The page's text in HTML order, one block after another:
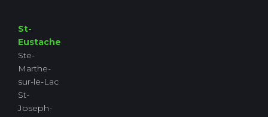
St-
Eustache
Ste-
Marthe-
sur-le-Lac
St-
Joseph-